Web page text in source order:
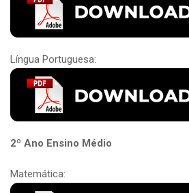
Língua Portuguesa:
2º Ano Ensino Médio
Matemática: